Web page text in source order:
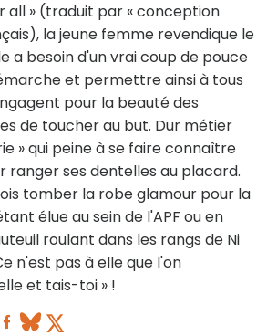
all » (traduit par « conception
la jeune femme revendique le
a besoin d'un vrai coup de pouce
et permettre ainsi à tous
pour la beauté des
de toucher au but. Dur métier
» qui peine à se faire connaître
ranger ses dentelles au placard.
tomber la robe glamour pour la
élue au sein de l'APF ou en
roulant dans les rangs de Ni
n'est pas à elle que l'on
et tais-toi » !